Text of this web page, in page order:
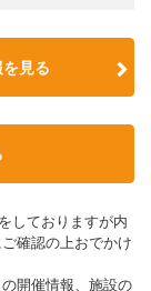
見る
しておりますが内
確認の上おでかけ
開催情報、施設の